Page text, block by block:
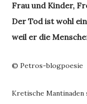
Frau und Kinder,
Der Tod ist wohl
weil er die
© Petros-blogpoesie
Kretische